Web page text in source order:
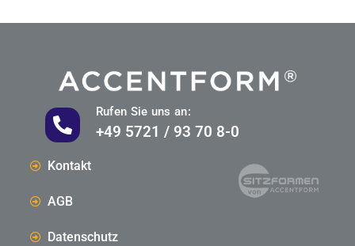
Rufen Sie uns an:
+49 5721 / 93 70 8-0
Kontakt
AGB
Datenschutz